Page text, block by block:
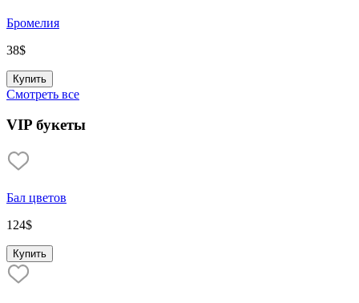
Бромелия
38$
Купить
Смотреть все
VIP букеты
Бал цветов
124$
Купить